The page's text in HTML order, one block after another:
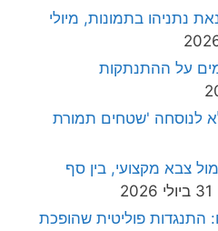
נתניהו בתמונות, מיולי
על ההתנתקות
לנוסחה 'שטחים תמורת
צבא מקצועי, בין סף
31 ביולי 2026
התנגדות פוליטית שהופכת